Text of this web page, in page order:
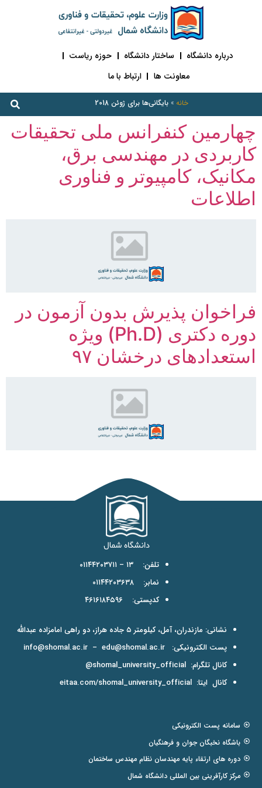
درباره دانشگاه ساختار دانشگاه
حوزه ریاست
معاونت ها
ارتباط با ما
خانه »بایگانی‌ها برای ژوئن 2018
چهارمین کنفرانس ملی تحقیقات
کاربردی در مهندسی برق،
مکانیک، کامپیوتر و فناوری
اطلاعات
فراخوان پذیرش بدون آزمون در
دوره دکتری (Ph.D) ویژه
استعدادهای درخشان ۹۷
تلفن: ۱۳ – ۰۱۱۴۴۲۰۳۷۱۱
نمابر: ۰۱۱۴۴۲۰۳۶۳۸
کدپستی: ۴۶۱۶۱۸۴۵۹۶
نشانی: مازندران، آمل، کیلومتر ۵ جاده هراز، دو راهی امامزاده عبدالله
پست الکترونیکی:
info@shomal.ac.ir – edu@shomal.ac.ir
کانال تلگرام: shomal_university_official@
کانال ایتا: eitaa.com/shomal_university_official
سامانه پست الکترونیکی
باشگاه نخبگان جوان و فرهنگیان
دوره های ارتقاء پایه مهندسان نظام مهندس ساختمان
مرکز کارآفرینی بین المللی دانشگاه شمال